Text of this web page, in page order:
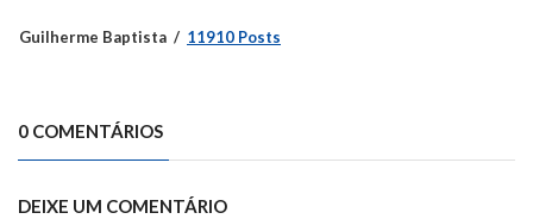
Guilherme Baptista 11910 Posts
0 COMENTÁRIOS
DEIXE UM COMENTÁRIO